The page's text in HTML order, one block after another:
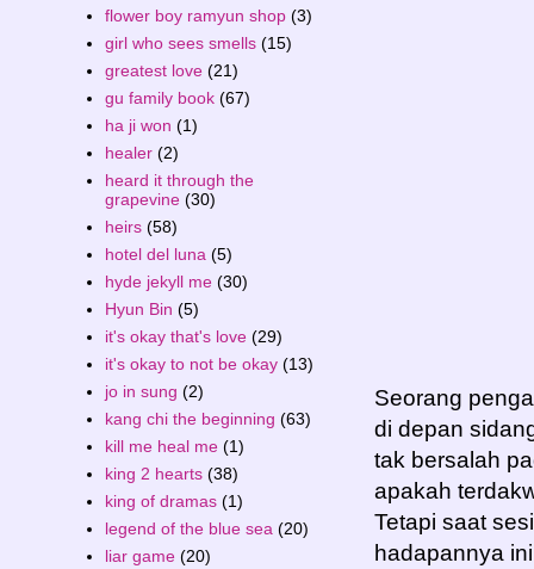
Seorang
di depan
tak bersalah
apakah
Tetapi saat
hadapannya
flower boy ramyun shop (3)
girl who sees smells (15)
greatest love (21)
gu family book (67)
ha ji won (1)
healer (2)
heard it through the
grapevine (30)
heirs (58)
hotel del luna (5)
hyde jekyll me (30)
Hyun Bin (5)
it's okay that's love (29)
it's okay to not be okay (13)
jo in sung (2)
kang chi the beginning (63)
kill me heal me (1)
king 2 hearts (38)
king of dramas (1)
legend of the blue sea (20)
liar game (20)